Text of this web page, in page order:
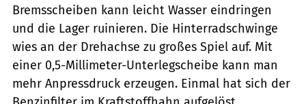
Bremsscheiben kann leicht Wasser eindringen
und die Lager ruinieren. Die Hinterradschwinge
wies an der Drehachse zu großes Spiel auf. Mit
einer 0,5-Millimeter-Unterlegscheibe kann man
mehr Anpressdruck erzeugen. Einmal hat sich der